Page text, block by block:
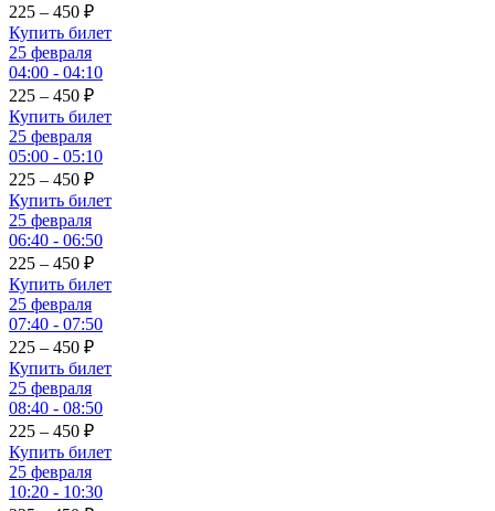
225 – 450 ₽
Купить билет
25 февраля
04:00 - 04:10
225 – 450 ₽
Купить билет
25 февраля
05:00 - 05:10
225 – 450 ₽
Купить билет
25 февраля
06:40 - 06:50
225 – 450 ₽
Купить билет
25 февраля
07:40 - 07:50
225 – 450 ₽
Купить билет
25 февраля
08:40 - 08:50
225 – 450 ₽
Купить билет
25 февраля
10:20 - 10:30